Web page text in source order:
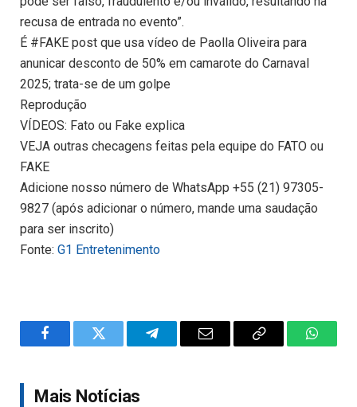
recusa de entrada no evento”.
É #FAKE post que usa vídeo de Paolla Oliveira para
anunicar desconto de 50% em camarote do Carnaval
2025; trata-se de um golpe
Reprodução
VÍDEOS: Fato ou Fake explica
VEJA outras checagens feitas pela equipe do FATO ou
FAKE
Adicione nosso número de WhatsApp +55 (21) 97305-
9827 (após adicionar o número, mande uma saudação
para ser inscrito)
Fonte: G1 Entretenimento
FacebookTwitter TelegramEmail
Copy
Mais Notícias